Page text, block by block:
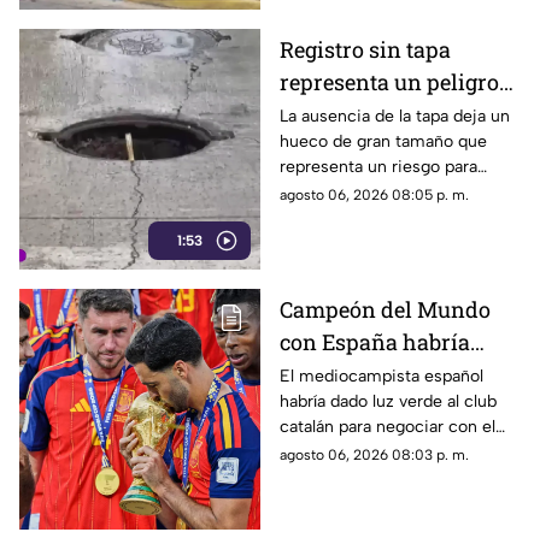
1:53
Registro sin tapa
representa un peligro
en avenida Miguel
López de Legaspi
La ausencia de la tapa deja un
hueco de gran tamaño que
representa un riesgo para
automovilistas, motociclistas,
agosto 06, 2026 08:05 p. m.
Campeón del Mundo
con España habría
rechazado al Real
Madrid para fichar con
el Barcelona
El mediocampista español
habría dado luz verde al club
catalán para negociar con el
Manchester City, mientras el
agosto 06, 2026 08:03 p. m.